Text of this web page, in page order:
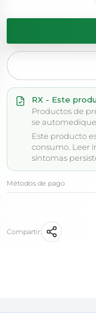
RX - Este
Productos de
se
Este producto
consumo. Leer
síntomas
Métodos de pago
Compartir: